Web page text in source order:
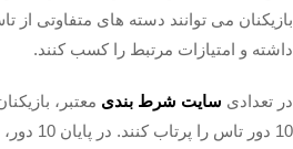
بازیکنان می‌ توانند دسته‌ های متفاوتی از
داشته و امتیازات مرتبط را کسب کنند.
در تعدادی سایت شرط بندی معتبر،
10 دور تاس